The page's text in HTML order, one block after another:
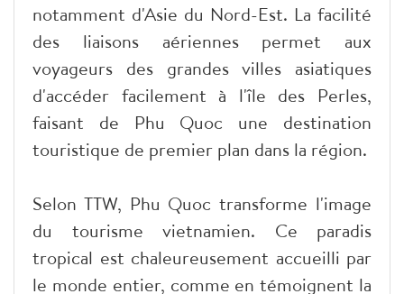
notamment d'Asie du Nord-Est. La facilité
des liaisons aériennes permet aux
voyageurs des grandes villes asiatiques
d'accéder facilement à l'île des Perles,
faisant de Phu Quoc une destination
touristique de premier plan dans la région.
Selon TTW, Phu Quoc transforme l'image
du tourisme vietnamien. Ce paradis
tropical est chaleureusement accueilli par
le monde entier, comme en témoignent la